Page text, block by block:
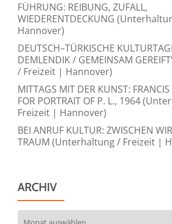
FÜHRUNG: REIBUNG, ZUFALL,
WIEDERENTDECKUNG
Hannover)
DEUTSCH–TÜRKISCHE
DEMLENDIK / GEMEINSAM
/ Freizeit | Hannover)
MITTAGS MIT DER KUNST:
FOR PORTRAIT OF P. L., 1964
Freizeit | Hannover)
BEI ANRUF KULTUR: ZWISCHEN
TRAUM (Unterhaltung / Freizeit |
ARCHIV